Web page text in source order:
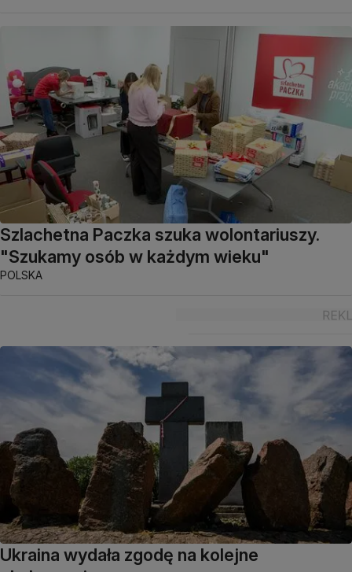
Szlachetna Paczka szuka wolontariuszy.
"Szukamy osób w każdym wieku"
POLSKA
Ukraina wydała zgodę na kolejne